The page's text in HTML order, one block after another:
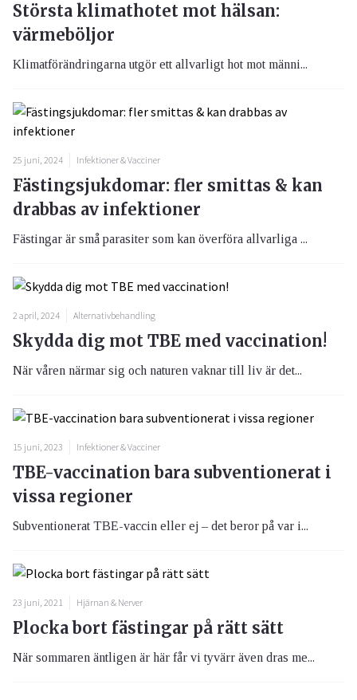
Största klimathotet mot hälsan:
värmeböljor
Klimatförändringarna utgör ett allvarligt hot mot männi...
25 juni, 2024 Infektioner & Vacciner
Fästingsjukdomar: fler smittas & kan
drabbas av infektioner
Fästingar är små parasiter som kan överföra allvarliga ...
2 april, 2024 Alternativbehandling
Skydda dig mot TBE med vaccination!
När våren närmar sig och naturen vaknar till liv är det...
15 juni, 2023 Infektioner & Vacciner
TBE-vaccination bara subventionerat i
vissa regioner
Subventionerat TBE-vaccin eller ej – det beror på var i...
23 juni, 2021 Hjärnan & Nerver
Plocka bort fästingar på rätt sätt
När sommaren äntligen är här får vi tyvärr även dras me...